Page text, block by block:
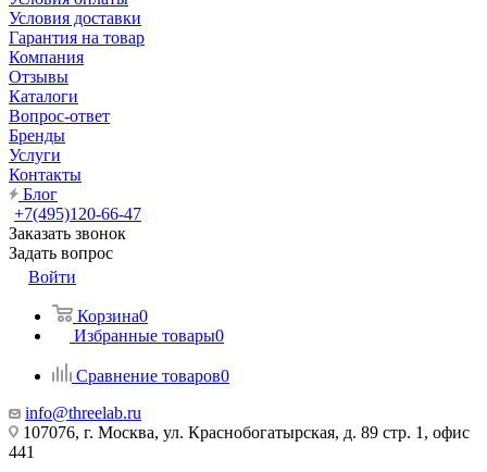
Условия доставки
Гарантия на товар
Компания
Отзывы
Каталоги
Вопрос-ответ
Бренды
Услуги
Контакты
Блог
+7(495)120-66-47
Заказать звонок
Задать вопрос
Войти
Корзина0
Избранные товары0
Сравнение товаров0
info@threelab.ru
107076, г. Москва, ул. Краснобогатырская, д. 89 стр. 1, офис
441